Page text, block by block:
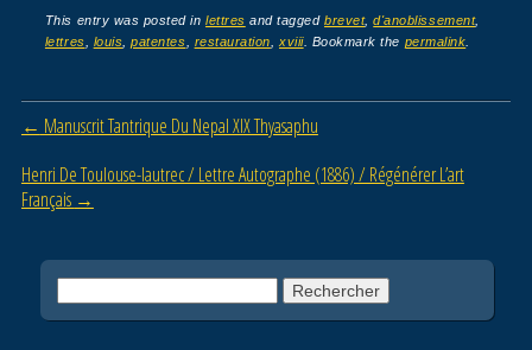
c
e
b
o
o
k
tt
er
ail
ta
g
er
This entry was posted inlettres and taggedbrevet,d'anoblissement,
lettres
louis ,patentes restauration xviii. Bookmark the permalink
Post navigation
← Manuscrit Tantrique Du Nepal XIX Thyasaphu
Henri De Toulouse-lautrec / Lettre Autographe (1886) / Régénérer L’art
Français →